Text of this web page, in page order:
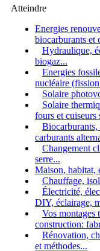
Atteindre
Energies
biocarburants et
Hydraulique,
biogaz...
Energies
nucléaire
Solaire
Solaire
fours et cuiseurs
carburants
Changement
serre...
Maison, habitat,
Chauffage,
Électricité,
DIY, éclairage,
Vos montages
construction:
Rénovation,
et méthodes...